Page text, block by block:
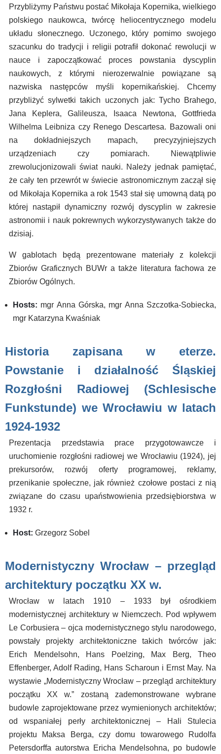
Przybliżymy Państwu postać Mikołaja Kopernika, wielkiego
polskiego naukowca, twórcę heliocentrycznego modelu
układu słonecznego. Uczonego, który pomimo swojego
szacunku do tradycji i religii potrafił dokonać rewolucji w
nauce i zapoczątkować proces powstania dyscyplin
naukowych, z którymi nierozerwalnie powiązane są
nazwiska następców myśli kopernikańskiej. Chcemy
przybliżyć sylwetki takich uczonych jak: Tycho Brahego,
Jana Keplera, Galileusza, Isaaca Newtona, Gottfrieda
Wilhelma Leibniza czy Renego Descartesa. Bazowali oni
na dokładniejszych mapach, precyzyjniejszych
urządzeniach czy pomiarach. Niewątpliwie
zrewolucjonizowali świat nauki. Należy jednak pamiętać,
że cały ten przewrót w świecie astronomicznym zaczął się
od Mikołaja Kopernika a rok 1543 stał się umowną datą po
której nastąpił dynamiczny rozwój dyscyplin w zakresie
astronomii i nauk pokrewnych wykorzystywanych także do
dzisiaj.
W gablotach będą prezentowane materiały z kolekcji
Zbiorów Graficznych BUWr a także literatura fachowa ze
Zbiorów Ogólnych.
Hosts: mgr Anna Górska, mgr Anna Szczotka-Sobiecka,
mgr Katarzyna Kwaśniak
Historia zapisana w eterze.
Powstanie i działalność Śląskiej
Rozgłośni Radiowej (Schlesische
Funkstunde) we Wrocławiu w latach
1924-1932
Prezentacja przedstawia prace przygotowawcze i
uruchomienie rozgłośni radiowej we Wrocławiu (1924), jej
prekursorów, rozwój oferty programowej, reklamy,
przenikanie społeczne, jak również czołowe postaci z nią
związane do czasu upaństwowienia przedsiębiorstwa w
1932 r.
Host: Grzegorz Sobel
Modernistyczny Wrocław – przegląd
architektury początku XX w.
Wrocław w latach 1910 – 1933 był ośrodkiem
modernistycznej architektury w Niemczech. Pod wpływem
Le Corbusiera – ojca modernistycznego stylu narodowego,
powstały projekty architektoniczne takich twórców jak:
Erich Mendelsohn, Hans Poelzing, Max Berg, Theo
Effenberger, Adolf Rading, Hans Scharoun i Ernst May. Na
wystawie „Modernistyczny Wrocław – przegląd architektury
początku XX w.” zostaną zademonstrowane wybrane
budowle zaprojektowane przez wymienionych architektów;
od wspaniałej perły architektonicznej – Hali Stulecia
projektu Maksa Berga, czy domu towarowego Rudolfa
Petersdorffa autorstwa Ericha Mendelsohna, po budowle